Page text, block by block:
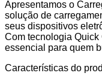
1
USB
NOVOTECK
C-
007
Apresentamos o
solução de
seus dispositivos
Com tecnologia Quick
essencial para quem
Características do